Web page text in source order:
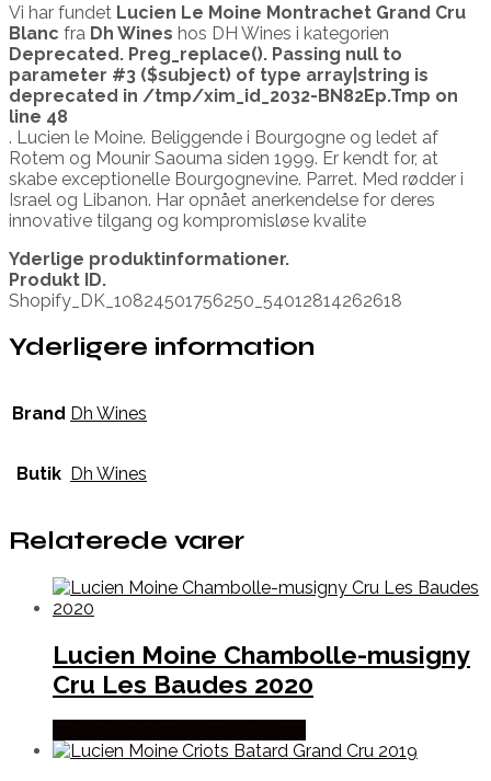
Vi har fundet Lucien Le Moine Montrachet Grand Cru
Blanc fra Dh Wines hos DH Wines i kategorien
Deprecated. Preg_replace(). Passing null to
parameter #3 ($subject) of type array|string is
deprecated in /tmp/xim_id_2032-BN82Ep.Tmp on
line 48
. Lucien le Moine. Beliggende i Bourgogne og ledet af
Rotem og Mounir Saouma siden 1999. Er kendt for, at
skabe exceptionelle Bourgognevine. Parret. Med rødder i
Israel og Libanon. Har opnået anerkendelse for deres
innovative tilgang og kompromisløse kvalite
Yderlige produktinformationer.
Produkt ID.
Shopify_DK_10824501756250_54012814262618
Yderligere information
Brand Dh Wines
Butik Dh Wines
Relaterede varer
Lucien Moine Chambolle-musigny
Cru Les Baudes 2020